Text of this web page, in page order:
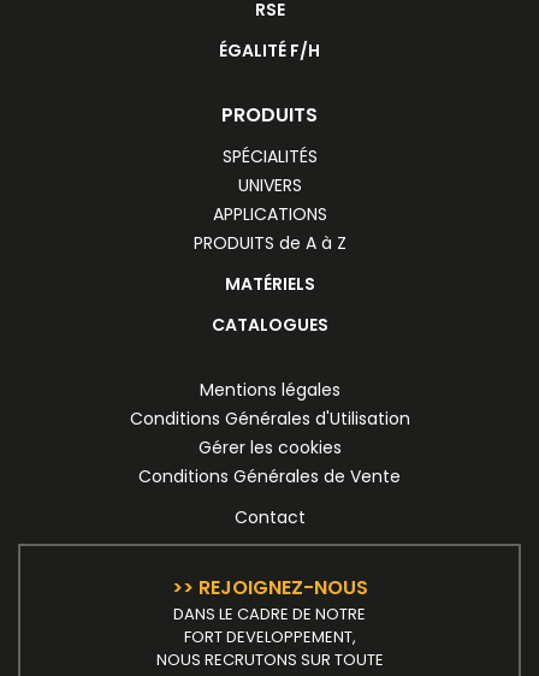
RSE
ÉGALITÉ F/H
PRODUITS
SPÉCIALITÉS
UNIVERS
APPLICATIONS
PRODUITS de A à Z
MATÉRIELS
CATALOGUES
Mentions légales
Conditions Générales d'Utilisation
Gérer les cookies
Conditions Générales de Vente
Contact
>> REJOIGNEZ-NOUS
DANS LE CADRE DE NOTRE
FORT DEVELOPPEMENT,
NOUS RECRUTONS SUR TOUTE